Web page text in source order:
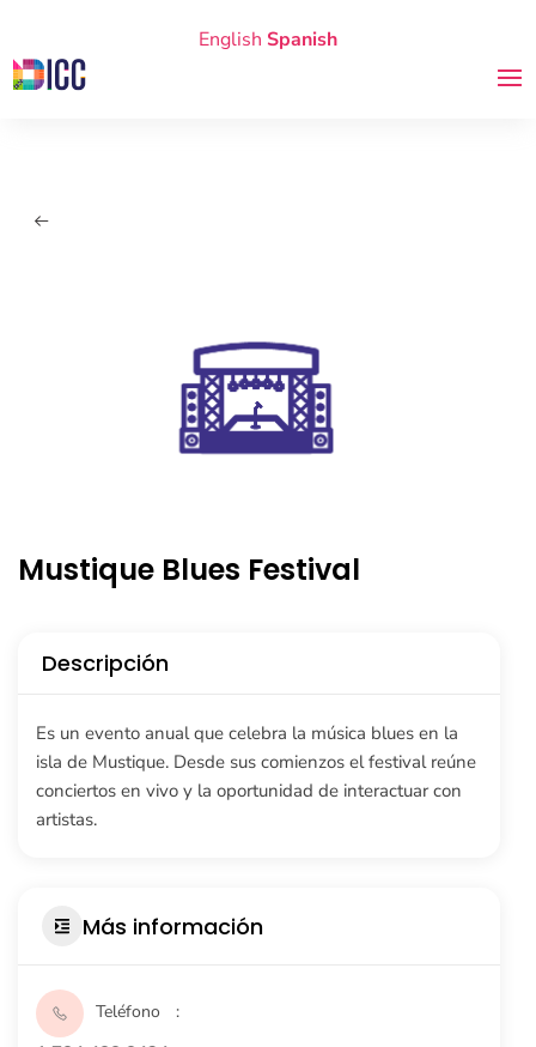
English Spanish
Mustique Blues Festival
Descripción
Es un evento anual que celebra la música blues en la
isla de Mustique. Desde sus comienzos el festival reúne
conciertos en vivo y la oportunidad de interactuar con
artistas.
Más información
Teléfono